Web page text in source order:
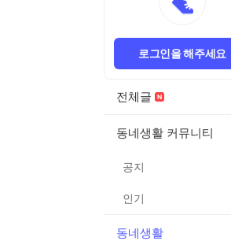
로그인을 해주세요
전체글
동네생활 커뮤니티
공지
인기
동네생활